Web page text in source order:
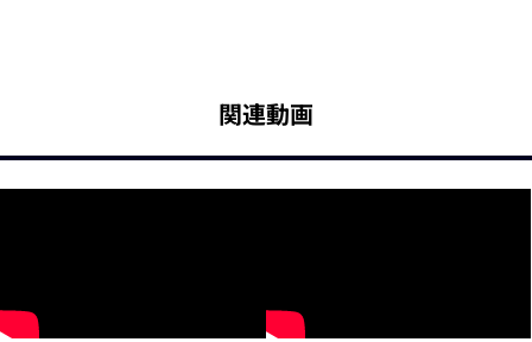
関連動画